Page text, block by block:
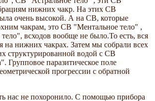
нижних чакр. На этих СВ
очень высокой. А на СВ, которые
чакрам, это СВ "Ментальное тело" ,
всходов вообще не было.То есть, вся
на нижних чакрах. Затем мы собрали всех
структурированной водой с СВ
Групповое паразитическое поле
прогрессии с обратной
нас не похоронило. С помощью прибора